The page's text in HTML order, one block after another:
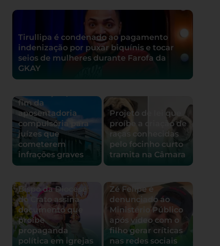
Tirullipa é condenado ao pagamento
indenização por puxar biquínis e tocar
seios de mulheres durante Farofa da
GKAY
Conselho Nacional
fim da
aposentadoria
compulsória para
juízes que
cometerem
infrações graves
Projeto de lei que
proíbe a criação de
raças conhecidas
pelo focinho curto
tramita na Câmara
Bispo da Diocese
do Crato assina
documento que
proíbe
propaganda
política em igrejas
Zé Felipe é
denunciado ao
Ministério Público
após vídeo com o
filho gerar críticas
nas redes sociais